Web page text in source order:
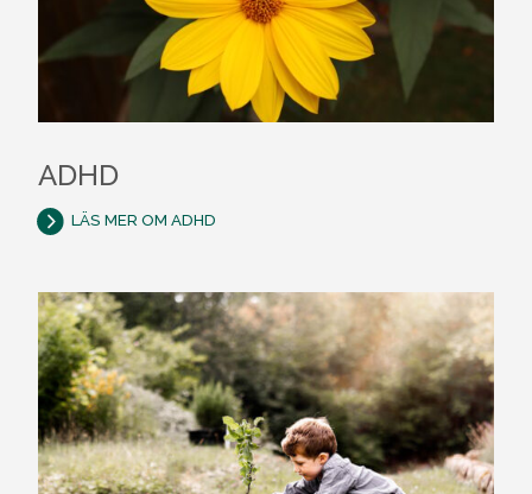
ADHD
LÄS MER OM ADHD